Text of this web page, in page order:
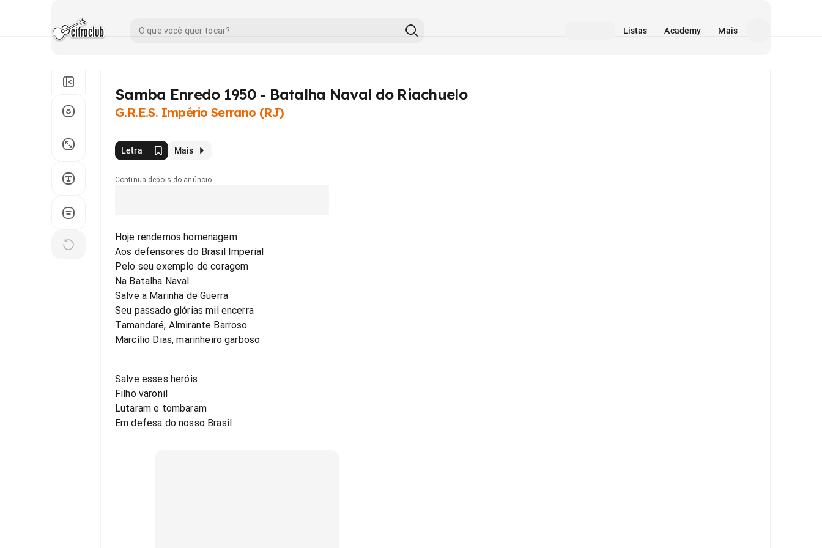
Listas Academy Mais
Samba Enredo 1950 - Batalha Naval do Riachuelo
G.R.E.S. Império Serrano (RJ)
Letra Mais
Continua depois do anúncio
Hoje rendemos homenagem
Aos defensores do Brasil Imperial
Pelo seu exemplo de coragem
Na Batalha Naval
Salve a Marinha de Guerra
Seu passado glórias mil encerra
Tamandaré, Almirante Barroso
Marcílio Dias, marinheiro garboso
Salve esses heróis
Filho varonil
Lutaram e tombaram
Em defesa do nosso Brasil